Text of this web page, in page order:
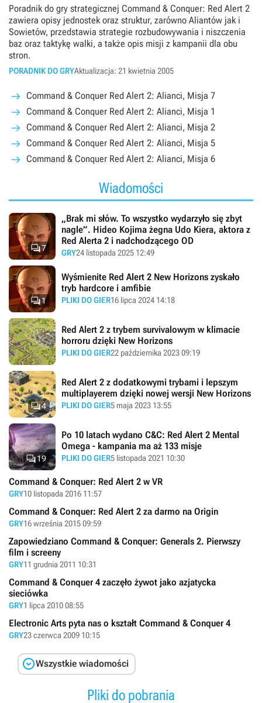
Poradnik do gry strategicznej Command & Conquer: Red Alert 2
zawiera opisy jednostek oraz struktur, zarówno Aliantów jak i
Sowietów, przedstawia strategie rozbudowywania i niszczenia
baz oraz taktykę walki, a także opis misji z kampanii dla obu
stron.
PORADNIK DO GRYAktualizacja: 21 kwietnia 2005
Command & Conquer Red Alert 2: Alianci, Misja 7
Command & Conquer Red Alert 2: Alianci, Misja 1
Command & Conquer Red Alert 2: Alianci, Misja 2
Command & Conquer Red Alert 2: Alianci, Misja 5
Command & Conquer Red Alert 2: Alianci, Misja 6
Wiadomości
7
„Brak mi słów. To wszystko wydarzyło się zbyt
nagle”. Hideo Kojima żegna Udo Kiera, aktora z
Red Alerta 2 i nadchodzącego OD
GRY24 listopada 2025 12:49
1
Wyśmienite Red Alert 2 New Horizons zyskało
tryb hardcore i amfibie
PLIKI DO GIER16 lipca 2024 14:18
Red Alert 2 z trybem survivalowym w klimacie
horroru dzięki New Horizons
PLIKI DO GIER22 października 2023 09:19
4
Red Alert 2 z dodatkowymi trybami i lepszym
multiplayerem dzięki nowej wersji New Horizons
PLIKI DO GIER5 maja 2023 13:55
19
Po 10 latach wydano C&C: Red Alert 2 Mental
Omega - kampania ma aż 133 misje
PLIKI DO GIER5 listopada 2021 10:30
Command & Conquer: Red Alert 2 w VR
GRY10 listopada 2016 11:57
Command & Conquer: Red Alert 2 za darmo na Origin
GRY16 września 2015 09:59
Zapowiedziano Command & Conquer: Generals 2. Pierwszy
film i screeny
GRY11 grudnia 2011 10:31
Command & Conquer 4 zaczęło żywot jako azjatycka
sieciówka
GRY1 lipca 2010 08:55
Electronic Arts pyta nas o kształt Command & Conquer 4
GRY23 czerwca 2009 10:15
Wszystkie wiadomości
Pliki do pobrania